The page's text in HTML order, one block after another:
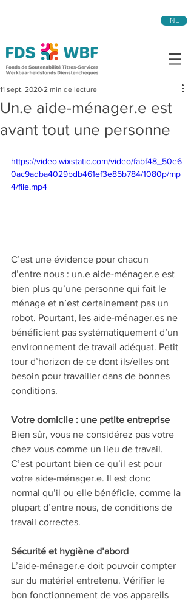
NL
Un.e aide-ménager.e est
avant tout une personne
11 sept. 2020 2 min de lecture
https://video.wixstatic.com/video/fabf48_50e6
0ac9adba4029bdb461ef3e85b784/1080p/mp
4/file.mp4
C’est une évidence pour chacun
d’entre nous : un.e aide-ménager.e est
bien plus qu’une personne qui fait le
ménage et n’est certainement pas un
robot. Pourtant, les aide-ménager.es ne
bénéficient pas systématiquement d’un
environnement de travail adéquat. Petit
tour d’horizon de ce dont ils/elles ont
besoin pour travailler dans de bonnes
conditions.
Votre domicile : une petite entreprise
Bien sûr, vous ne considérez pas votre
chez vous comme un lieu de travail.
C’est pourtant bien ce qu’il est pour
votre aide-ménager.e. Il est donc
normal qu’il ou elle bénéficie, comme la
plupart d’entre nous, de conditions de
travail correctes.
Sécurité et hygiène d’abord
L’aide-ménager.e doit pouvoir compter
sur du matériel entretenu. Vérifier le
bon fonctionnement de vos appareils